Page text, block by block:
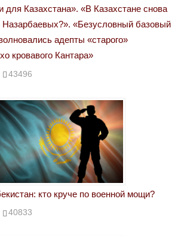
для Казахстана». «В Казахстане снова
«Безусловный базовый
адепты «старого»
кровавого Кантара»
43496
кто круче по военной мощи?
40833